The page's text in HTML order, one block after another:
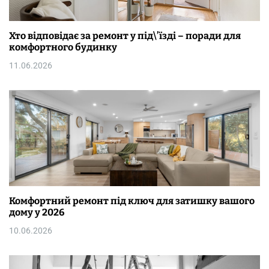
Хто відповідає за ремонт у під\’їзді – поради для
комфортного будинку
11.06.2026
Комфортний ремонт під ключ для затишку вашого
дому у 2026
10.06.2026